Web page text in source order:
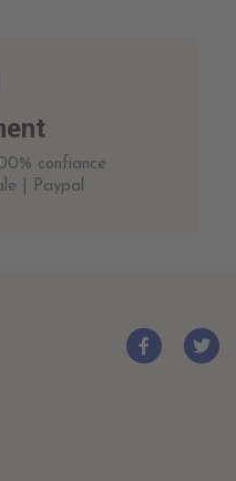
confiance
| Paypal